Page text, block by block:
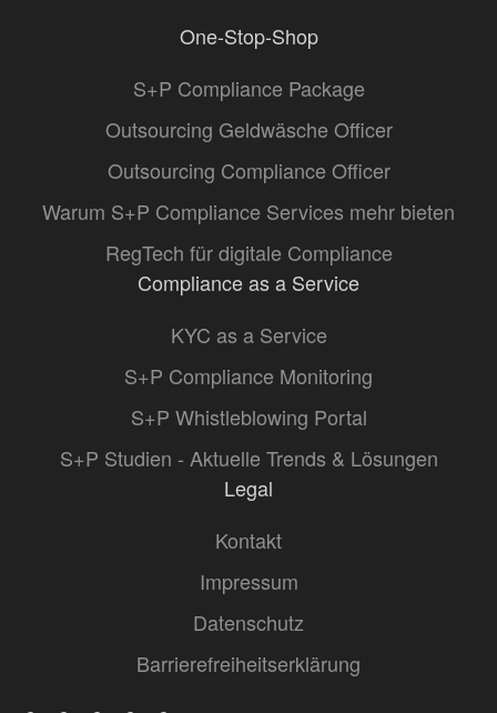
One-Stop-Shop
S+P Compliance Package
Outsourcing Geldwäsche Officer
Outsourcing Compliance Officer
Warum S+P Compliance Services mehr bieten
RegTech für digitale Compliance
Compliance as a Service
KYC as a Service
S+P Compliance Monitoring
S+P Whistleblowing Portal
S+P Studien - Aktuelle Trends & Lösungen
Legal
Kontakt
Impressum
Datenschutz
Barrierefreiheitserklärung